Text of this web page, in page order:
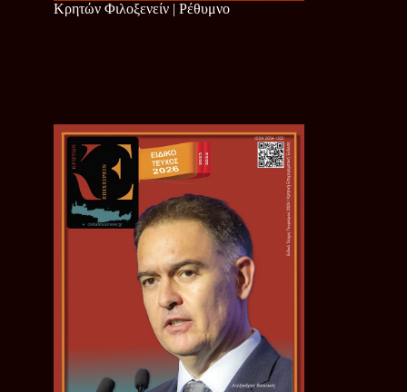
Κρητών Φιλοξενείν | Ρέθυμνο